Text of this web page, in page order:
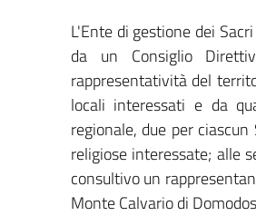
L'Ente di gestione dei
da un Consiglio
rappresentatività del
locali interessati e da
regionale, due per
religiose interessate; alle
consultivo un
Monte Calvario di